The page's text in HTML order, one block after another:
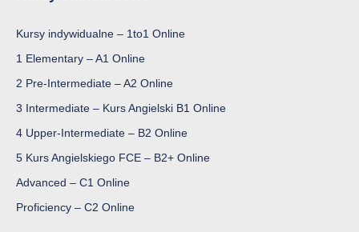
prowadzi do lepszego zapamiętywania nowych informacji.
Zakres materiału na poziomie A1
Elementary
prostych sytuacjach życia codziennego. W trakcie lekcji
uczestnicy uczą się m.in.:
Kursy indywidualne – 1to1 Online
1 Elementary – A1 Online
2 Pre-Intermediate – A2 Online
3 Intermediate – Kurs Angielski B1 Online
4 Upper-Intermediate – B2 Online
5 Kurs Angielskiego FCE – B2+ Online
Advanced – C1 Online
Proficiency – C2 Online